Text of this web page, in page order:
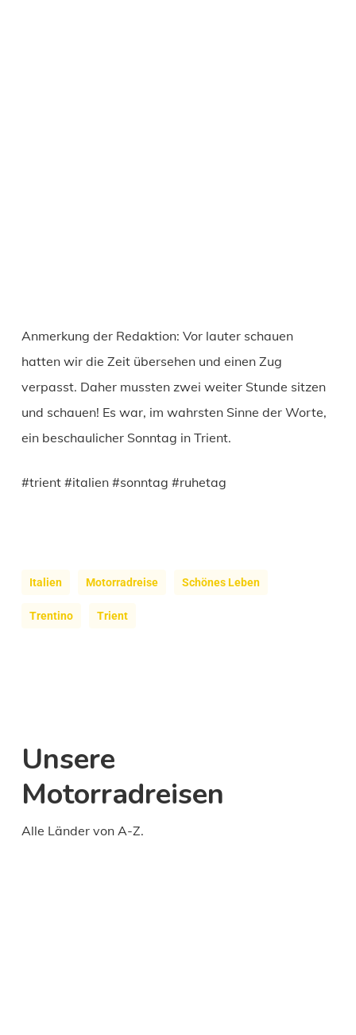
Anmerkung der Redaktion: Vor lauter schauen
hatten wir die Zeit übersehen und einen Zug
verpasst. Daher mussten zwei weiter Stunde sitzen
und schauen! Es war, im wahrsten Sinne der Worte,
ein beschaulicher Sonntag in Trient.
#trient #italien #sonntag #ruhetag
Italien Motorradreise Schönes Leben
Trentino Trient
Unsere
Motorradreisen
Alle Länder von A-Z.